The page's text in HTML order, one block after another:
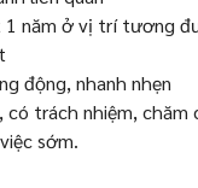
1 năm ở vị trí tương
động, nhanh nhẹn
trách nhiệm, chăm
sớm.